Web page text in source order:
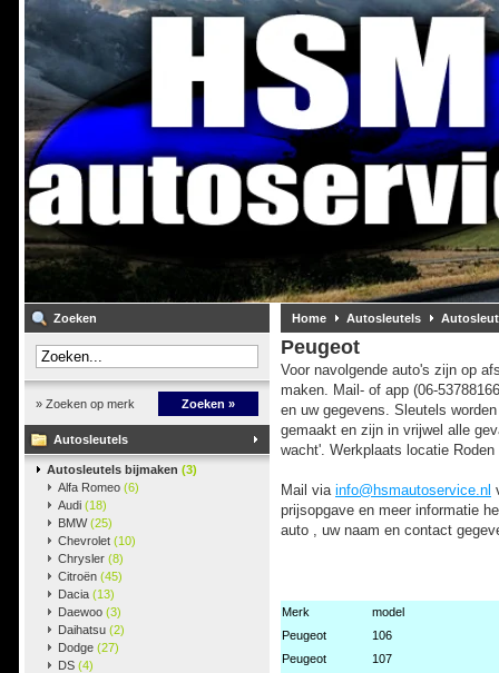
Zoeken
» Zoeken op merk Zoeken »
Autosleutels
Autosleutels bijmaken (3)
Alfa Romeo (6)
Audi (18)
BMW(25)
Chevrolet (10)
Chrysler (8)
Citroën (45)
Dacia (13)
Daewoo (3)
Daihatsu (2)
Dodge (27)
DS (4)
Home Autosleutels
Peugeot
Voor navolgende auto's zijn op
maken. Mail- of app (06-
en uw gegevens. Sleutels
gemaakt en zijn in vrijwel alle
wacht'. Werkplaats locatie Roden
Mail via info@hsmautoservice.nl
prijsopgave en meer informatie
auto , uw naam en contact
Merk
model
Peugeot
106
Peugeot
107